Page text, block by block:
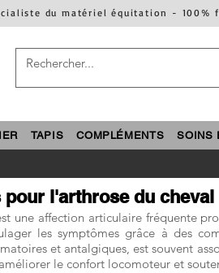
du matériel équitation - 100%
TAPIS COMPLÉMENTS SOINS
l'arthrose du cheval
une affection articulaire fréquente
les symptômes grâce à des
et antalgiques, est souvent
le confort locomoteur et